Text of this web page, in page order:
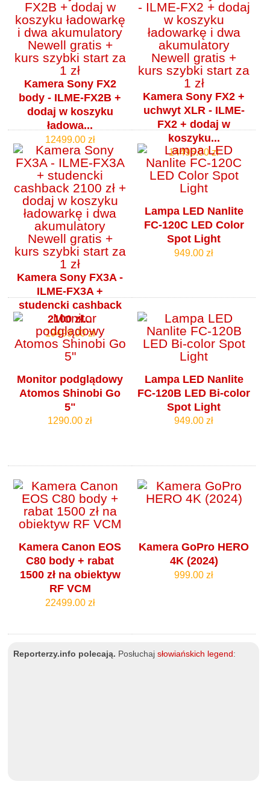
Kamera Sony FX2
body - ILME-FX2B +
dodaj w koszyku
ładowa...
12499.00 zł
Kamera Sony FX2 +
uchwyt XLR - ILME-
FX2 + dodaj w
koszyku...
14495.00 zł
Kamera Sony FX3A -
ILME-FX3A +
studencki cashback
2100 zł...
19499.00 zł
Lampa LED Nanlite
FC-120C LED Color
Spot Light
949.00 zł
Monitor podglądowy
Atomos Shinobi Go
5"
1290.00 zł
Lampa LED Nanlite
FC-120B LED Bi-color
Spot Light
949.00 zł
Kamera Canon EOS
C80 body + rabat
1500 zł na obiektyw
RF VCM
22499.00 zł
Kamera GoPro HERO
4K (2024)
999.00 zł
Reporterzy.info polecają. Posłuchajsłowiańskich legend :